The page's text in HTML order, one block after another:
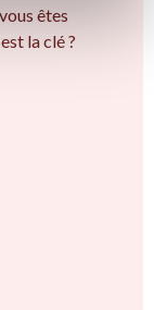
êtes
la clé ?